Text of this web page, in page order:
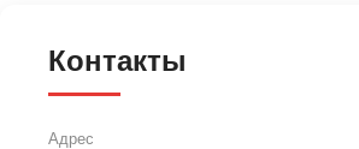
Контакты
Адрес